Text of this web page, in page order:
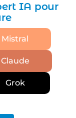
IA pour
Mistral
Claude
Grok